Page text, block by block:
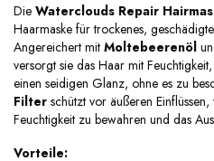
Die Waterclouds Repair
Haarmaske für trockenes,
Angereichert mit Moltebeerenöl
versorgt sie das Haar mit
einen seidigen Glanz, ohne es zu
Filter schützt vor äußeren
Feuchtigkeit zu bewahren und das
Vorteile: